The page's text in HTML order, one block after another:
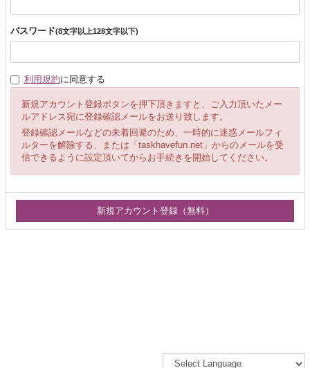
パスワード(8文字以上128文字以下)
利用規約に同意する
新規アカウント登録ボタンを押下頂きますと、ご入力頂いたメー
ルアドレス宛に登録確認メールをお送り致します。
登録確認メールなどの未着回避のため、一時的に迷惑メールフィ
ルターを解除する、または「taskhavefun.net」からのメールを受
信できるように設定頂いてからお手続きを開始してください。